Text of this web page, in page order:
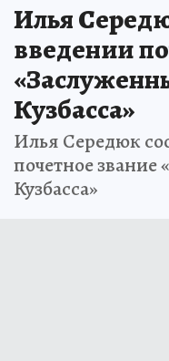
Илья
введении
Кузбасса»
Илья Середюк
почетное звание
Кузбасса»